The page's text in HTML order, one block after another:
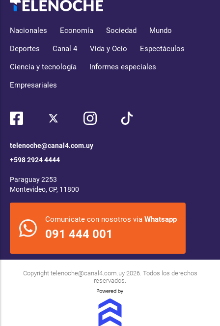
Nacionales Economía Sociedad Mundo
Deportes Canal 4 Vida y Ocio Espectáculos
Ciencia y tecnología Informes especiales
Empresariales
telenoche@canal4.com.uy
+598 2924 4444
Paraguay 2253
Montevideo, CP, 11800
Comunicate con nosotros via Whatsapp
091 444 001
Copyright telenoche@canal4.com.uy2026. Todos los derechos
reservados.